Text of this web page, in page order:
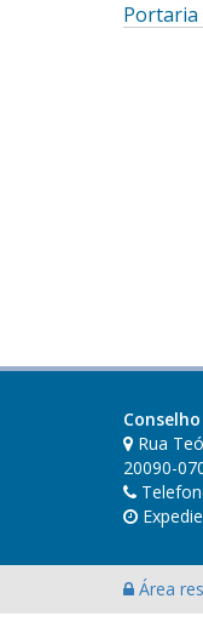
Portaria
Rua
20090-
Área